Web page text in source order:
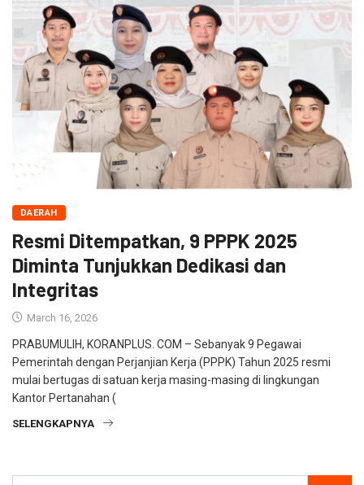
DAERAH
Resmi Ditempatkan, 9 PPPK 2025
Diminta Tunjukkan Dedikasi dan
Integritas
March 16, 2026
PRABUMULIH, KORANPLUS. COM – Sebanyak 9 Pegawai
Pemerintah dengan Perjanjian Kerja (PPPK) Tahun 2025 resmi
mulai bertugas di satuan kerja masing-masing di lingkungan
Kantor Pertanahan (
SELENGKAPNYA